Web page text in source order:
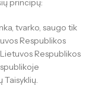
principų:
tvarko, saugo tik
Respublikos
Respublikos